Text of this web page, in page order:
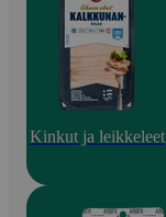
Kinkut ja leikkeleet